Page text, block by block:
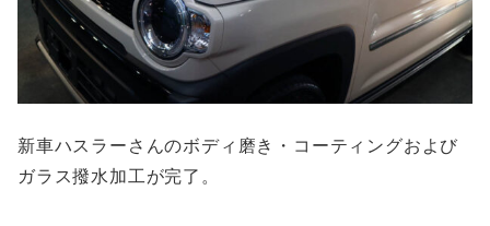
新車ハスラーさんのボディ磨き・コーティングおよび
ガラス撥水加工が完了。